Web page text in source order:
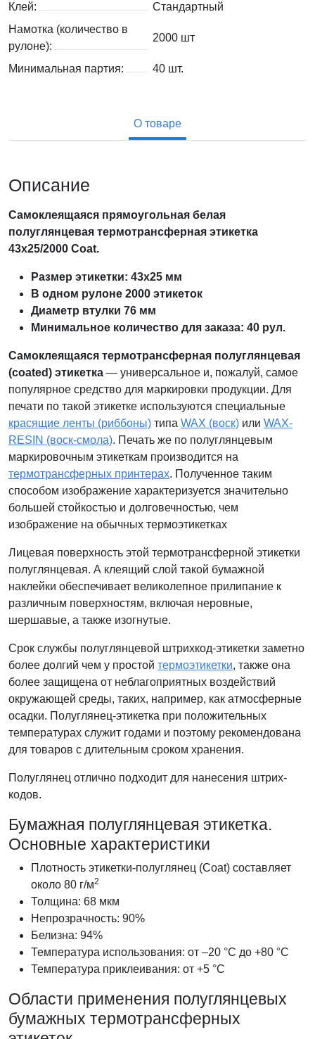
Клей:
Стандартный
Намотка (количество в
рулоне):
2000 шт
Минимальная партия: 40 шт.
О товаре
Описание
Самоклеящаяся прямоугольная белая
полуглянцевая термотрансферная этикетка
43х25/2000 Coat.
Размер этикетки: 43х25 мм
В одном рулоне 2000 этикеток
Диаметр втулки 76 мм
Минимальное количество для заказа: 40 рул.
Самоклеящаяся термотрансферная полуглянцевая
(coated) этикетка — универсальное и, пожалуй, самое
популярное средство для маркировки продукции. Для
печати по такой этикетке используются специальные
красящие ленты (риббоны) типа WAX (воск) или WAX-
RESIN (воск-смола). Печать же по полуглянцевым
маркировочным этикеткам производится на
термотрансферных принтерах. Полученное таким
способом изображение характеризуется значительно
большей стойкостью и долговечностью, чем
изображение на обычных термоэтикетках
Лицевая поверхность этой термотрансферной этикетки
полуглянцевая. А клеящий слой такой бумажной
наклейки обеспечивает великолепное прилипание к
различным поверхностям, включая неровные,
шершавые, а также изогнутые.
Срок службы полуглянцевой штрихкод-этикетки заметно
более долгий чем у простой термоэтикетки, также она
более защищена от неблагоприятных воздействий
окружающей среды, таких, например, как атмосферные
осадки. Полуглянец-этикетка при положительных
температурах служит годами и поэтому рекомендована
для товаров с длительным сроком хранения.
Полуглянец отлично подходит для нанесения штрих-
кодов.
Бумажная полуглянцевая этикетка.
Основные характеристики
Плотность этикетки-полуглянец (Coat) составляет
около 80 г/м2
Толщина: 68 мкм
Непрозрачность: 90%
Белизна: 94%
Температура использования: от –20 °C до +80 °C
Температура приклеивания: от +5 °C
Области применения полуглянцевых
бумажных термотрансферных